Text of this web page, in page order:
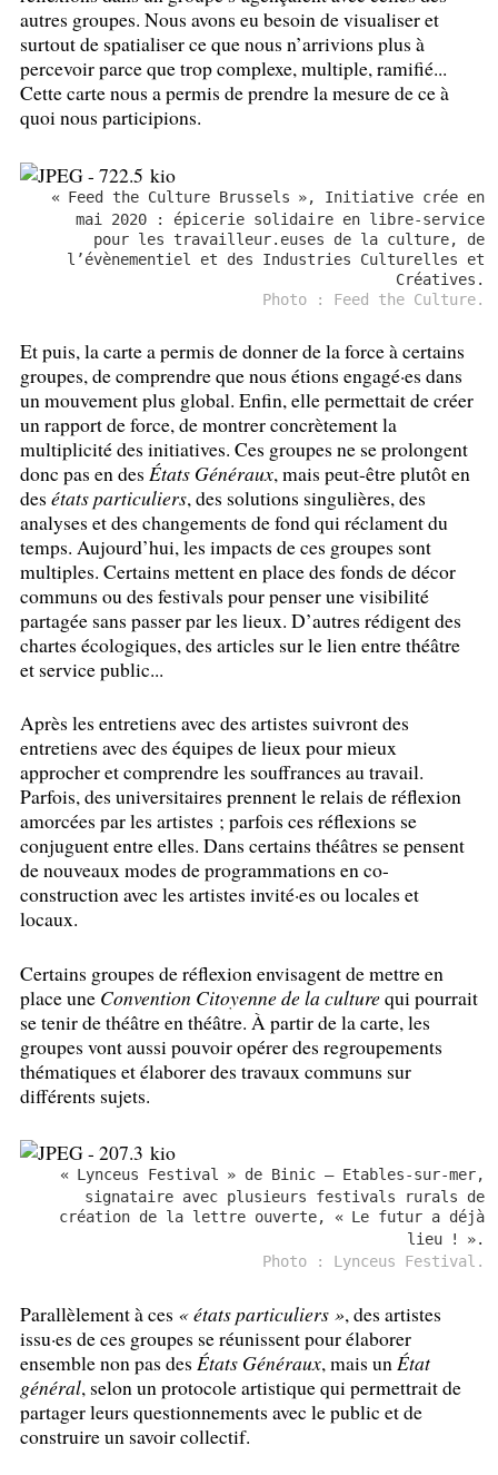
autres groupes. Nous avons eu besoin de visualiser et
surtout de spatialiser ce que nous n’arrivions plus à
percevoir parce que trop complexe, multiple, ramifié...
Cette carte nous a permis de prendre la mesure de ce à
quoi nous participions.
« Feed the Culture Brussels », Initiative crée en
mai 2020 : épicerie solidaire en libre-service
pour les travailleur.euses de la culture, de
l’évènementiel et des Industries Culturelles et
Créatives.
Photo : Feed the Culture.
Et puis, la carte a permis de donner de la force à certains
groupes, de comprendre que nous étions engagé·es dans
un mouvement plus global. Enfin, elle permettait de créer
un rapport de force, de montrer concrètement la
multiplicité des initiatives. Ces groupes ne se prolongent
donc pas en des États Généraux, mais peut-être plutôt en
des états particuliers, des solutions singulières, des
analyses et des changements de fond qui réclament du
temps. Aujourd’hui, les impacts de ces groupes sont
multiples. Certains mettent en place des fonds de décor
communs ou des festivals pour penser une visibilité
partagée sans passer par les lieux. D’autres rédigent des
chartes écologiques, des articles sur le lien entre théâtre
et service public...
Après les entretiens avec des artistes suivront des
entretiens avec des équipes de lieux pour mieux
approcher et comprendre les souffrances au travail.
Parfois, des universitaires prennent le relais de réflexion
amorcées par les artistes ; parfois ces réflexions se
conjuguent entre elles. Dans certains théâtres se pensent
de nouveaux modes de programmations en co-
construction avec les artistes invité·es ou locales et
locaux.
Certains groupes de réflexion envisagent de mettre en
place une Convention Citoyenne de la culturequi pourrait
se tenir de théâtre en théâtre. À partir de la carte, les
groupes vont aussi pouvoir opérer des regroupements
thématiques et élaborer des travaux communs sur
différents sujets.
« Lynceus Festival » de Binic – Etables-sur-mer,
signataire avec plusieurs festivals rurals de
création de la lettre ouverte, « Le futur a déjà
lieu
!
».
Photo : Lynceus Festival.
Parallèlement à ces « états particuliers », des artistes
issu·es de ces groupes se réunissent pour élaborer
ensemble non pas des États Généraux, mais un État
général, selon un protocole artistique qui permettrait de
partager leurs questionnements avec le public et de
construire un savoir collectif.